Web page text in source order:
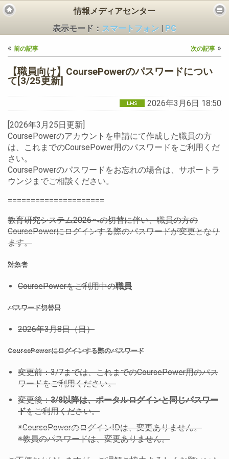
情報メディアセンター
表示モード： スマートフォン
PC
« 前の記事 次の記事 »
【職員向け】CoursePowerのパスワードについ
て[3/25更新]
2026年3月6日 18:50
[2026年3月25日更新]
CoursePowerのアカウントを申請にて作成した職員の方
は、これまでのCoursePower用のパスワードをご利用くだ
さい。
CoursePowerのパスワードをお忘れの場合は、サポートラ
ウンジまでご相談ください。
=====================
教育研究システム2026への切替に伴い、職員の方の
CoursePowerにログインする際のパスワードが変更となり
ます。
対象者
CoursePowerをご利用中の職員
パスワード切替日
2026年3月8日（日）
CoursePowerにログインする際のパスワード
変更前：3/7までは、これまでのCoursePower用のパス
ワードをご利用ください。
変更後：3/8以降は、ポータルログインと同じパスワー
ドをご利用ください。
※CoursePowerのログインIDは、変更ありません。
※教員のパスワードは、変更ありません。